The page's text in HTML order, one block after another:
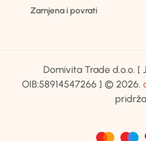
Zamjena i povrati
Domivita Trade d.o.o. [
OIB:58914547266 ] © 2026.